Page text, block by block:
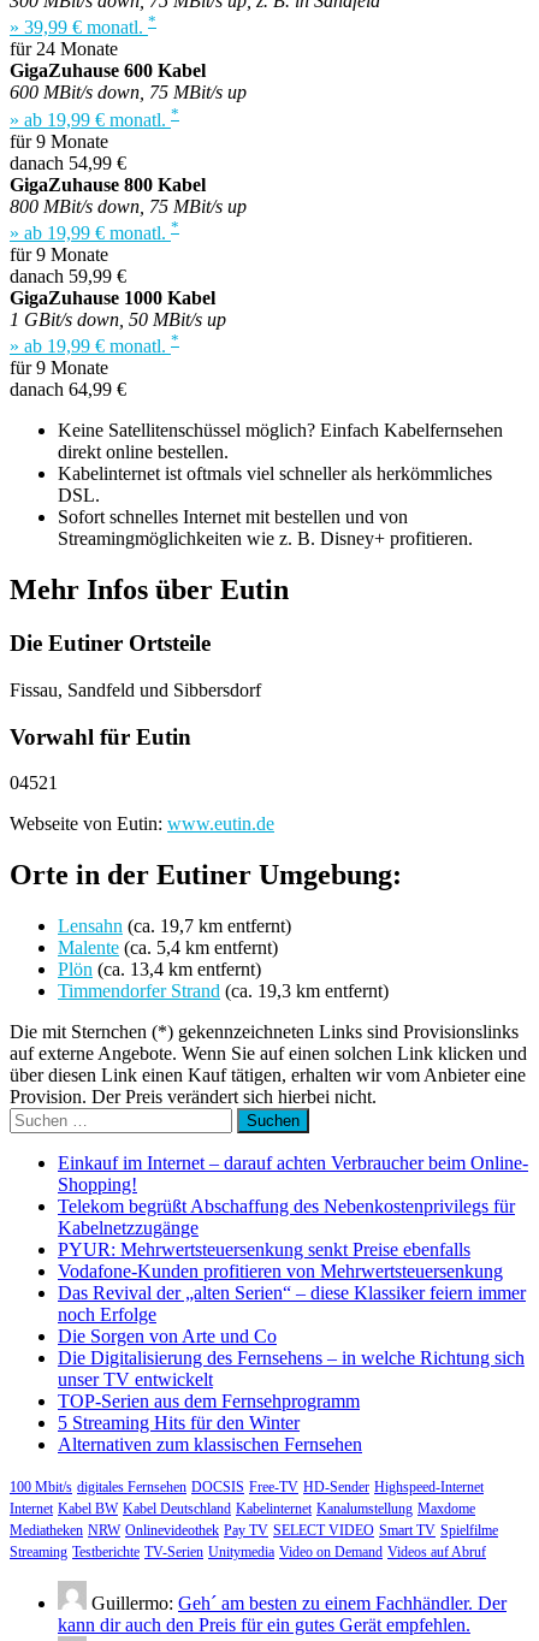
» 39,99 € monatl. *
für 24 Monate
GigaZuhause 600 Kabel
600 MBit/s down, 75 MBit/s up
» ab 19,99 € monatl. *
für 9 Monate
danach 54,99 €
GigaZuhause 800 Kabel
800 MBit/s down, 75 MBit/s up
» ab 19,99 € monatl. *
für 9 Monate
danach 59,99 €
GigaZuhause 1000 Kabel
1 GBit/s down, 50 MBit/s up
» ab 19,99 € monatl. *
für 9 Monate
danach 64,99 €
Keine Satellitenschüssel möglich? Einfach Kabelfernsehen
direkt online bestellen.
Kabelinternet ist oftmals viel schneller als herkömmliches
DSL.
Sofort schnelles Internet mit bestellen und von
Streamingmöglichkeiten wie z. B. Disney+ profitieren.
Mehr Infos über Eutin
Die Eutiner Ortsteile
Fissau, Sandfeld und Sibbersdorf
Vorwahl für Eutin
04521
Webseite von Eutin: www.eutin.de
Orte in der Eutiner Umgebung:
Lensahn (ca. 19,7 km entfernt)
Malente (ca. 5,4 km entfernt)
Plön (ca. 13,4 km entfernt)
Timmendorfer Strand (ca. 19,3 km entfernt)
Die mit Sternchen (*) gekennzeichneten Links sind Provisionslinks
auf externe Angebote. Wenn Sie auf einen solchen Link klicken und
über diesen Link einen Kauf tätigen, erhalten wir vom Anbieter eine
Provision. Der Preis verändert sich hierbei nicht.
Suchen
nach:
Einkauf im Internet – darauf achten Verbraucher beim Online-
Shopping!
Telekom begrüßt Abschaffung des Nebenkostenprivilegs für
Kabelnetzzugänge
PYUR: Mehrwertsteuersenkung senkt Preise ebenfalls
Vodafone-Kunden profitieren von Mehrwertsteuersenkung
Das Revival der „alten Serien“ – diese Klassiker feiern immer
noch Erfolge
Die Sorgen von Arte und Co
Die Digitalisierung des Fernsehens – in welche Richtung sich
unser TV entwickelt
TOP-Serien aus dem Fernsehprogramm
5 Streaming Hits für den Winter
Alternativen zum klassischen Fernsehen
100 Mbit/s digitales Fernsehen DOCSIS Free-TV HD-Sender Highspeed-Internet
Internet Kabel BW Kabel Deutschland Kabelinternet Kanalumstellung Maxdome
Mediatheken NRW Onlinevideothek Pay TV SELECT VIDEO Smart TV Spielfilme
Streaming Testberichte TV-Serien Unitymedia Video on Demand Videos auf Abruf
Guillermo: Geh´ am besten zu einem Fachhändler. Der
kann dir auch den Preis für ein gutes Gerät empfehlen.